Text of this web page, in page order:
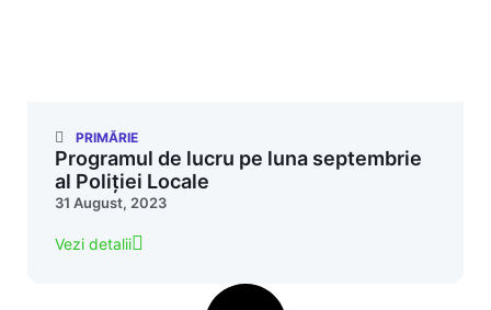
PRIMĂRIE
Programul de lucru pe luna septembrie
al Poliției Locale
31 August, 2023
Vezi detalii